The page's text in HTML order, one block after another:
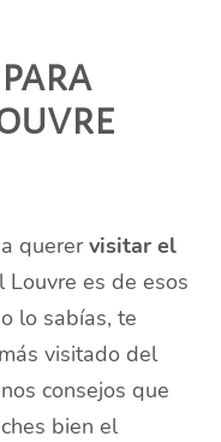
a querervisitar el
Louvre es de esos
lo sabías, te
visitado del
consejos que
bien el